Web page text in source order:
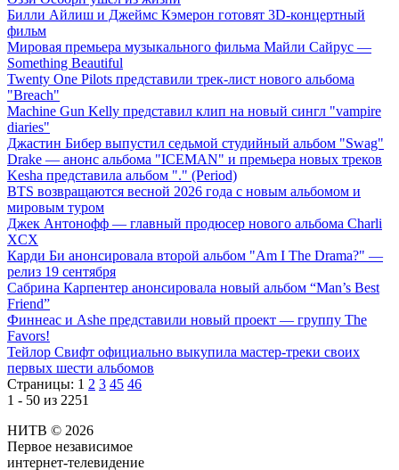
Билли Айлиш и Джеймс Кэмерон готовят 3D-концертный
фильм
Мировая премьера музыкального фильма Майли Сайрус —
Something Beautiful
Twenty One Pilots представили трек-лист нового альбома
"Breach"
Machine Gun Kelly представил клип на новый сингл "vampire
diaries"
Джастин Бибер выпустил седьмой студийный альбом "Swag"
Drake — анонс альбома "ICEMAN" и премьера новых треков
Kesha представила альбом "." (Period)
BTS возвращаются весной 2026 года с новым альбомом и
мировым туром
Джек Антонофф — главный продюсер нового альбома Charli
XCX
Карди Би анонсировала второй альбом "Am I The Drama?" —
релиз 19 сентября
Сабрина Карпентер анонсировала новый альбом “Man’s Best
Friend”
Финнеас и Ashe представили новый проект — группу The
Favors!
Тейлор Свифт официально выкупила мастер-треки своих
первых шести альбомов
Страницы: 1 2 3 45 46
1 - 50 из 2251
НИТВ © 2026
Первое независимое
интернет-телевидение